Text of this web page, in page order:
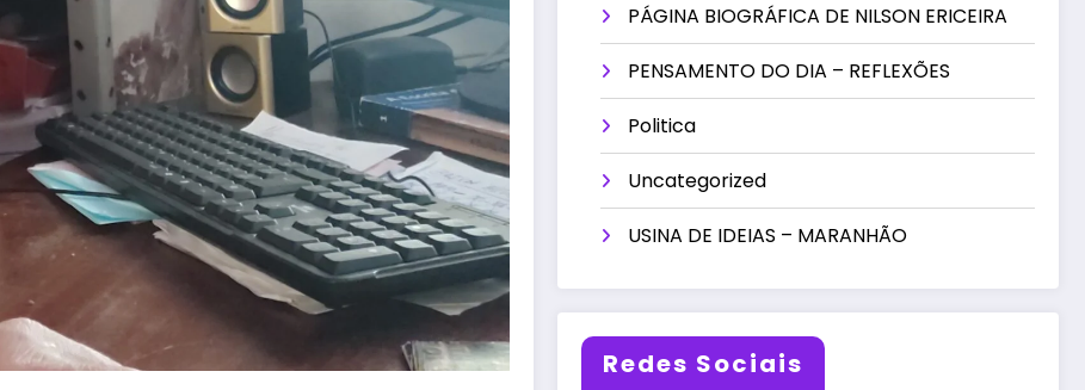
PÁGINA BIOGRÁFICA DE NILSON ERICEIRA
PENSAMENTO DO DIA – REFLEXÕES
Politica
Uncategorized
USINA DE IDEIAS – MARANHÃO
Redes Sociais